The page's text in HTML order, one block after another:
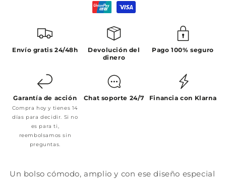
Envío gratis 24/48h
Devolución del
dinero
Pago 100% seguro
Garantía de acción
Compra hoy y tienes 14
días para decidir. Si no
es para ti,
reembolsamos sin
preguntas.
Chat soporte 24/7 Financia con Klarna
Un bolso cómodo, amplio y con ese diseño especial